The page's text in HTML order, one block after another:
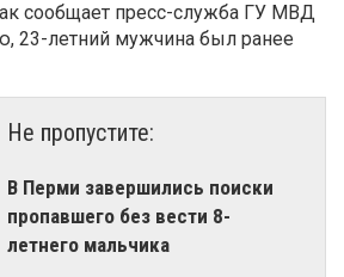
сообщает пресс-служба ГУ МВД
23-летний мужчина был ранее
Не пропустите:
В Перми завершились поиски
пропавшего без вести 8-
летнего мальчика